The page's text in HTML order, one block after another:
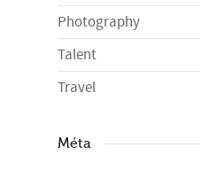
Photography
Talent
Travel
Méta